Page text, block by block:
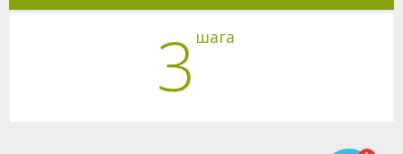
3 шага